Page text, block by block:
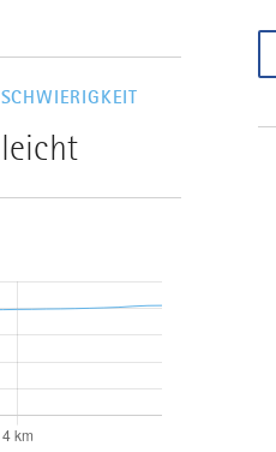
SCHWIERIGKEIT
leicht